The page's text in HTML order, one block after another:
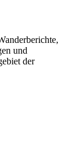
und
der